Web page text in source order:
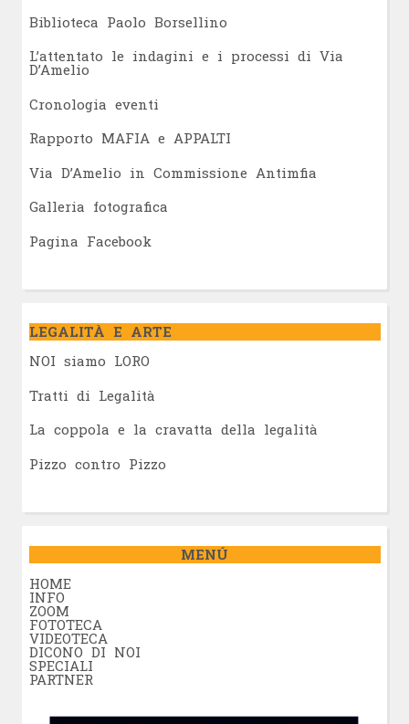
Biblioteca Paolo Borsellino
L’attentato le indagini e i processi di Via
D’Amelio
Cronologia eventi
Rapporto MAFIA e APPALTI
Via D’Amelio in Commissione Antimfia
Galleria fotografica
Pagina Facebook
LEGALITÀ E ARTE
NOI siamo LORO
Tratti di Legalità
La coppola e la cravatta della legalità
Pizzo contro Pizzo
MENÚ
HOME
INFO
ZOOM
FOTOTECA
VIDEOTECA
DICONO DI NOI
SPECIALI
PARTNER